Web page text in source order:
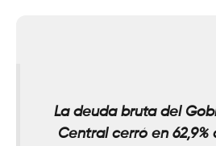
La deuda bruta del
Central cerró en 62,9%